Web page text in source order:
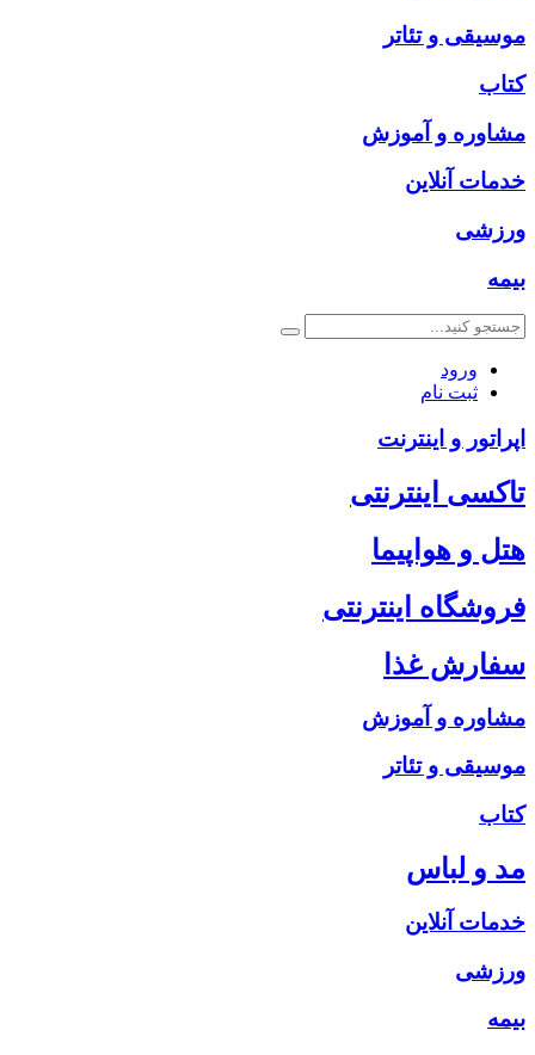
موسیقی و تئاتر
کتاب
مشاوره و آموزش
خدمات آنلاین
ورزشی
بیمه
ورود
ثبت نام
اپراتور و اینترنت
تاکسی اینترنتی
هتل و هواپیما
فروشگاه اینترنتی
سفارش غذا
مشاوره و آموزش
موسیقی و تئاتر
کتاب
مد و لباس
خدمات آنلاین
ورزشی
بیمه